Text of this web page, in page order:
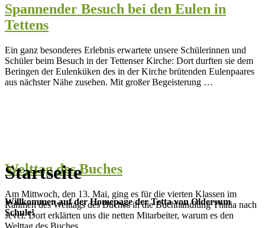
Spannender Besuch bei den Eulen in
Tettens
Ein ganz besonderes Erlebnis erwartete unsere Schülerinnen und
Schüler beim Besuch in der Tettenser Kirche: Dort durften sie dem
Beringen der Eulenküken des in der Kirche brütenden Eulenpaares
aus nächster Nähe zusehen. Mit großer Begeisterung …
Welttag des Buches
Am Mittwoch, den 13. Mai, ging es für die vierten Klassen im
Rahmen des Welttags des Buches in die Buchhandlung Thalia nach
Jever. Dort erklärten uns die netten Mitarbeiter, warum es den
Welttag des Buches …
Startseite
Willkommen auf der Homepage derTetta von Oldersum
Schule!